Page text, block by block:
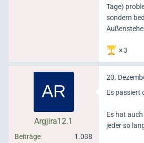
Tage)
sondern
3
Argjira12.1
Beiträge
1.038
20.
Es passiert
Es hat
jeder so